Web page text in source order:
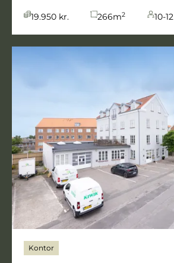
19.950 kr. 266m2 10-12
Kontor